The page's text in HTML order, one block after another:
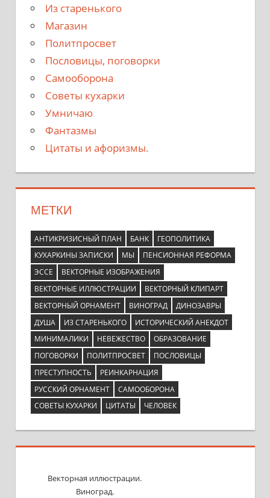
Из старенького
Магазин
Политпросвет
Пословицы, поговорки
Самооборона
Советы кухарки
Умничаю
Фантазмы
Цитаты и афоризмы.
МЕТКИ
АНТИКРИЗИСНЫЙ ПЛАН БАНК
ГЕОПОЛИТИКА
КУХАРКИНЫ ЗАПИСКИ
МЫ
ПЕНСИОННАЯ РЕФОРМА
ЭССЕ
ВЕКТОРНЫЕ ИЗОБРАЖЕНИЯ
ВЕКТОРНЫЕ ИЛЛЮСТРАЦИИ
ВЕКТОРНЫЙ КЛИПАРТ
ВЕКТОРНЫЙ ОРНАМЕНТ
ВИНОГРАД
ДИНОЗАВРЫ
ДУША
ИЗ СТАРЕНЬКОГО
ИСТОРИЧЕСКИЙ АНЕКДОТ
МИНИМАЛИКИ
НЕВЕЖЕСТВО
ОБРАЗОВАНИЕ
ПОГОВОРКИ
ПОЛИТПРОСВЕТ
ПОСЛОВИЦЫ
ПРЕСТУПНОСТЬ
РЕИНКАРНАЦИЯ
РУССКИЙ ОРНАМЕНТ
САМООБОРОНА
СОВЕТЫ КУХАРКИ
ЦИТАТЫ ЧЕЛОВЕК
Векторная иллюстрации.
Виноград.